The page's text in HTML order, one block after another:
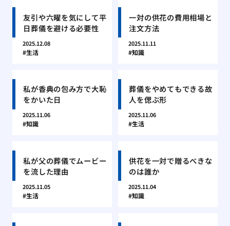
友引や六曜を気にして平
日葬儀を避ける必要性
2025.12.08
生活
一対の供花の費用相場と
注文方法
2025.11.11
知識
私が香典の包み方で大恥
をかいた日
2025.11.06
知識
葬儀をやめてもできる故
人を偲ぶ形
2025.11.06
生活
私が父の葬儀でムービー
を流した理由
2025.11.05
生活
供花を一対で贈るべきな
のは誰か
2025.11.04
知識